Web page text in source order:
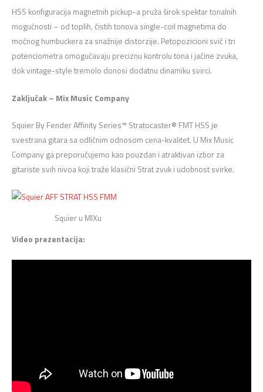
HSS konfiguracija magnetnih pickup-a pruža širok spektar tonalnih
mogućnosti – od toplih, čistih tonova single-coil magnetima do
moćnog humbuckera za snažnije distorzije. Petopozicioni svič i tri
potenciometra omogućavaju preciznu kontrolu tona i jačine zvuka,
dok vintage-style tremolo donosi dodatnu dinamiku svirci.
Zaključak – Mix Music Company
Squier By Fender Affinity Series™ Stratocaster® FMT HSS je
svestrana gitara sa odličnim odnosom cena-kvalitet. U Mix Music
Company ga preporučujemo kao pouzdan i atraktivan izbor za
gitariste svih nivoa koji traže klasični Strat zvuk i udobnost svirke.
Squier u MIXu
Video prezentacija: